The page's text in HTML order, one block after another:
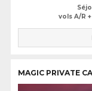
vols A/R
MAGIC PRIVATE